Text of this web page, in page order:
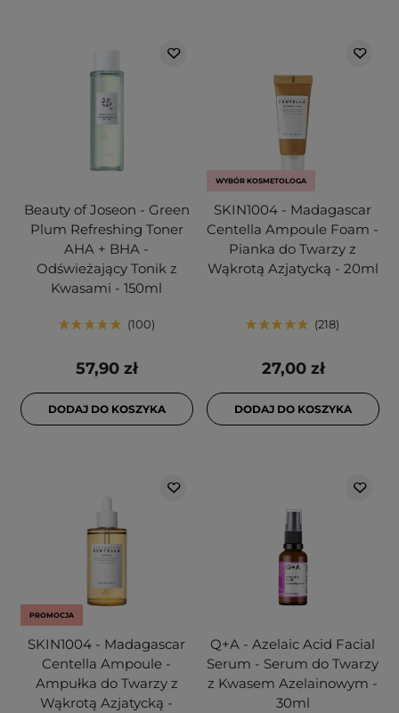
Beauty of Joseon - Green
Plum Refreshing Toner
AHA + BHA -
Odświeżający Tonik z
Kwasami - 150ml
100
57,90 zł
DODAJ DO KOSZYKA
WYBÓR KOSMETOLOGA
SKIN1004 - Madagascar
Centella Ampoule Foam -
Pianka do Twarzy z
Wąkrotą Azjatycką - 20ml
218
27,00 zł
DODAJ DO KOSZYKA
PROMOCJA
SKIN1004 - Madagascar
Centella Ampoule -
Ampułka do Twarzy z
Wąkrotą Azjatycką -
Q+A - Azelaic Acid Facial
Serum - Serum do Twarzy
z Kwasem Azelainowym -
30ml